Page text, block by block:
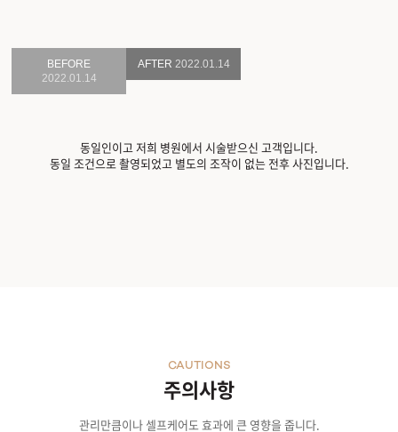
BEFORE
2022.01.14
AFTER 2022.01.14
동일인이고 저희 병원에서 시술받으신 고객입니다.
동일 조건으로 촬영되었고 별도의 조작이 없는 전후 사진입니다.
주의사항
CAUTIONS
관리만큼이나 셀프케어도 효과에 큰 영향을 줍니다.